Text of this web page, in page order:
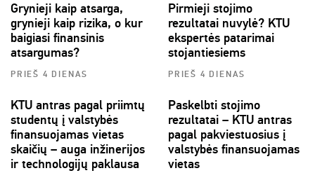
Grynieji kaip atsarga,
grynieji kaip rizika, o kur
baigiasi finansinis
atsargumas?
PRIEŠ 4 DIENAS
Pirmieji stojimo
rezultatai nuvylė? KTU
ekspertės patarimai
stojantiesiems
PRIEŠ 4 DIENAS
KTU antras pagal priimtų
studentų į valstybės
finansuojamas vietas
skaičių – auga inžinerijos
ir technologijų paklausa
Paskelbti stojimo
rezultatai – KTU antras
pagal pakviestuosius į
valstybės finansuojamas
vietas